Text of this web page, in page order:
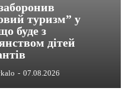
туризм” у
буде з
дітей
- 07.08.2026